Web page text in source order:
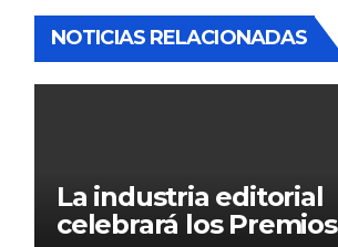
NOTICIAS RELACIONADAS
La industria editorial
celebrará los Premios